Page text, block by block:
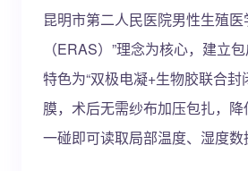
昆明市第二人民医院男性生殖
（ERAS）”理念为核心，建
特色为“双极电凝+生物胶联合
膜，术后无需纱布加压包扎，
一碰即可读取局部温度、湿度